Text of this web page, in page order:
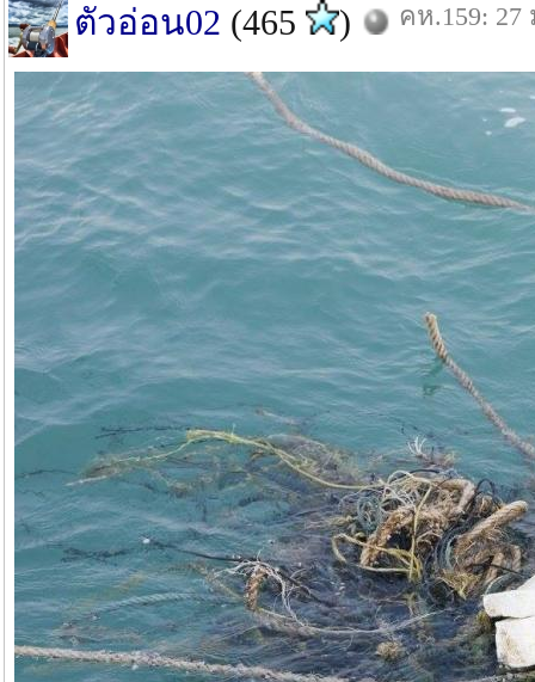
ตัวอ่อน02 (465 ) คห.159: 27